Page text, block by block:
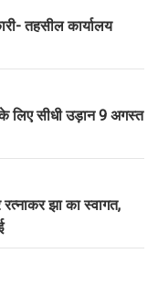
तहसील कार्यालय
लिए सीधी उड़ान 9 अगस्त
झा का स्वागत,